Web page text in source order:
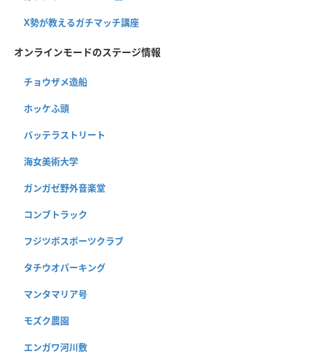
X勢が教えるガチマッチ講座
オンラインモードのステージ情報
チョウザメ造船
ホッケふ頭
バッテラストリート
海女美術大学
ガンガゼ野外音楽堂
コンブトラック
フジツボスポーツクラブ
タチウオパーキング
マンタマリア号
モズク農園
エンガワ河川敷